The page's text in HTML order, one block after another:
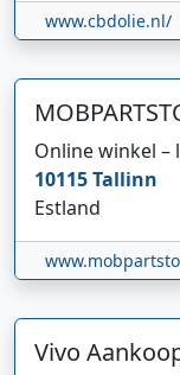
www.cbdolie.nl/
Online winkel –
10115Tallinn
Estland
Vivo